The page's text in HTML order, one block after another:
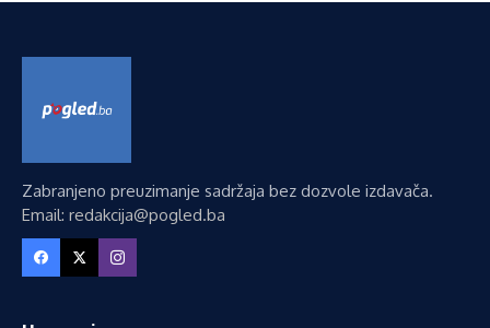
Zabranjeno preuzimanje sadržaja bez dozvole izdavača.
Email: redakcija@pogled.ba